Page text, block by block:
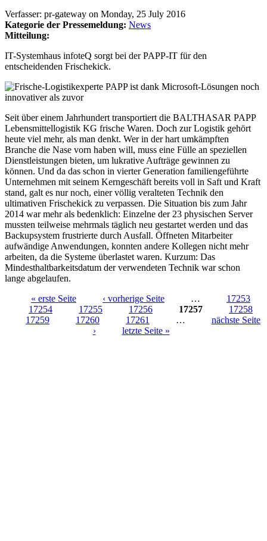
Verfasser: pr-gateway on Monday, 25 July 2016
Kategorie der Pressemeldung: News
Mitteilung:
IT-Systemhaus infoteQ sorgt bei der PAPP-IT für den
entscheidenden Frischekick.
Seit über einem Jahrhundert transportiert die BALTHASAR PAPP
Lebensmittellogistik KG frische Waren. Doch zur Logistik gehört
heute viel mehr, als man denkt. Wer in der hart umkämpften
Branche die Nase vorn haben will, muss eine Fülle an speziellen
Dienstleistungen bieten, um lukrative Aufträge gewinnen zu
können. Und da das schon in vierter Generation familiengeführte
Unternehmen mit seinem Kerngeschäft bereits voll in Saft und Kraft
stand, galt es nur noch, einer völlig veralteten Technik den
ultimativen Frischekick zu verpassen. Die Situation bis zum Jahr
2014 war mehr als bedenklich: Einzelne der 23 physischen Server
mussten teilweise mehrmals täglich neu gestartet werden und das
Backupsystem frustrierte durch Ausfall. Öffneten Mitarbeiter
aufwändige Anwendungen, konnten andere Kollegen nicht mehr
arbeiten, da die Systeme überlastet waren. Kurzum: Das
Mindesthaltbarkeitsdatum der verwendeten Technik war schon
lange abgelaufen.
Seiten
« erste Seite ‹ vorherige Seite …
17253
17254
17255 17256 17257
17258
17259
17260 17261 …
nächste Seite
›
letzte Seite »